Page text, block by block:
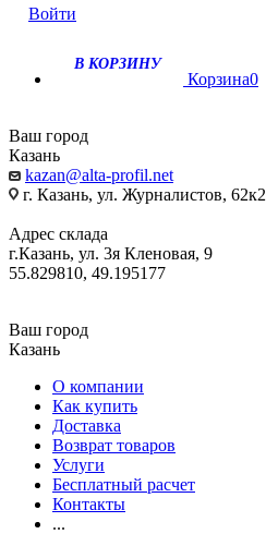
Войти
В КОРЗИНУ
Корзина0
Ваш город
Казань
kazan@alta-profil.net
г. Казань, ул. Журналистов, 62к2
Адрес склада
г.Казань, ул. 3я Кленовая, 9
55.829810, 49.195177
Ваш город
Казань
О компании
Как купить
Доставка
Возврат товаров
Услуги
Бесплатный расчет
Контакты
...